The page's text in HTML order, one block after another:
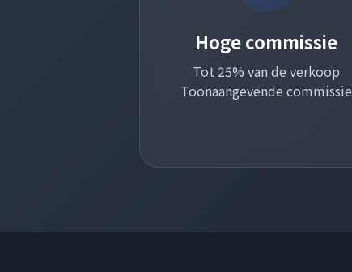
Hoge commissie
Tot 25% van de verkoop
Toonaangevende commissie